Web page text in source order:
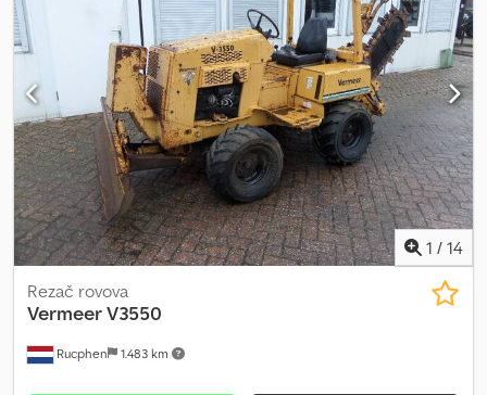
1 / 14
Rucphen 1.483 km
Rezač rovova
VermeerV3550